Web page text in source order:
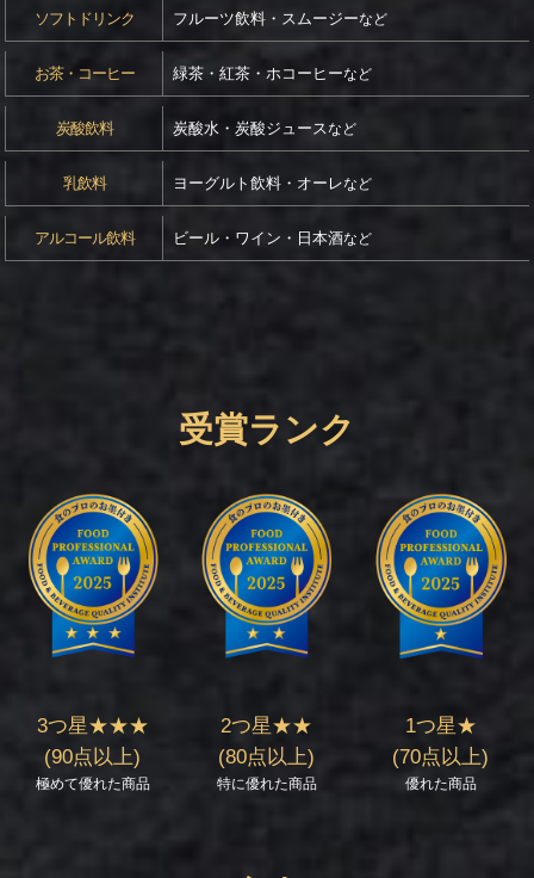
ソフトドリンク フルーツ飲料・スムージーなど
お茶・コーヒー 緑茶・紅茶・ホコーヒーなど
炭酸飲料 炭酸水・炭酸ジュースなど
乳飲料 ヨーグルト飲料・オーレなど
アルコール飲料 ビール・ワイン・日本酒など
受賞ランク
3つ星★★★
(90点以上)
極めて優れた商品
2つ星★★
(80点以上)
特に優れた商品
1つ星★
(70点以上)
優れた商品